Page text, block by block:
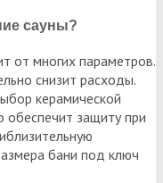
сауны?
от многих параметров.
снизит расходы.
керамической
защиту при
бани под ключ